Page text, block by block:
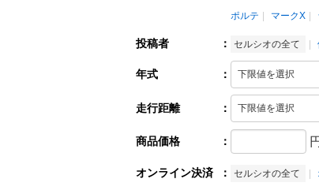
ポルテ
マークX
投稿者 ： セルシオの全て
年式 ：
走行距離 ：
商品価格 ： 円
オンライン決済 ： セルシオの全て